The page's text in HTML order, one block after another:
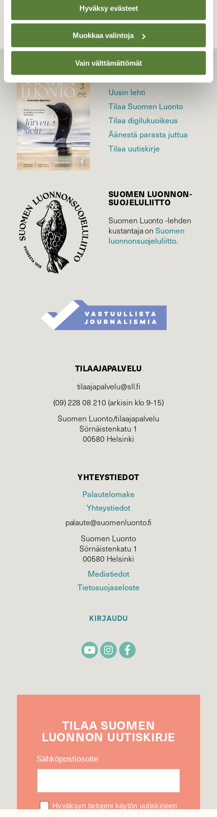
Hyväksy evästeet
Muokkaa valintoja
Vain välttämättömät
LEHTI
Uusin lehti
Tilaa Suomen Luonto
Tilaa digilukuoikeus
Äänestä parasta juttua
Tilaa uutiskirje
SUOMEN LUONNON­
SUOJELU­LIITTO
Suomen Luonto -lehden
kustantaja onSuomen
luonnonsuojelu­liitto.
TILAAJAPALVELU
tilaajapalvelu@sll.fi
(09) 228 08 210 (arkisin klo 9-15)
Suomen Luonto/tilaajapalvelu
Sörnäistenkatu 1
00580 Helsinki
YHTEYSTIEDOT
Palautelomake
Yhteystiedot
palaute@suomenluonto.fi
Suomen Luonto
Sörnäistenkatu 1
00580 Helsinki
Mediatiedot
Tietosuojaseloste
KIRJAUDU
TILAA SUOMEN
LUONNON UUTIS­KIRJE
Sähköpostiosoite
Hyväksyn tietojeni käytön uutiskirjeen